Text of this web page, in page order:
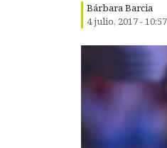
Bárbara Barcia
4 julio, 2017 -